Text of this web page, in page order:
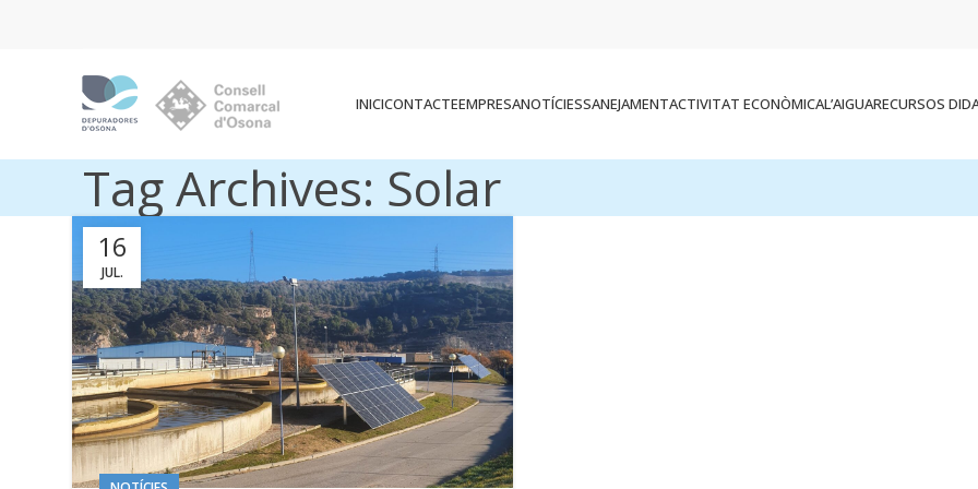
INICICONTACTEEMPRESANOTÍCIESSANEJAMENTACTIVITAT ECONÒMICAL’AIGUARECURSOS
Tag Archives: Solar
16
JUL.